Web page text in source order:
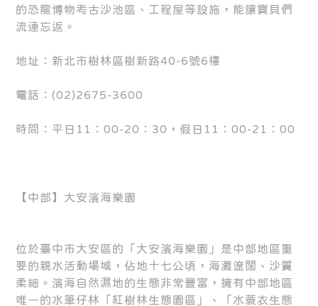
的恐龍博物考古沙池區、工程屋等設施，能讓寶貝們
流連忘返。
地址：新北市樹林區樹新路40-6號6樓
電話：(02)2675-3600
時間：平日11：00-20：30，假日11：00-21：00
【中部】大安濱海樂園
位於臺中市大安區的「大安濱海樂園」是中部地區重
要的親水活動場域，佔地十七公頃，海灘遼闊、沙質
柔細。濱海自然濕地的生態非常豐富，擁有中部地區
唯一的水筆仔林「紅樹林生態園區」、「水蓑衣生態